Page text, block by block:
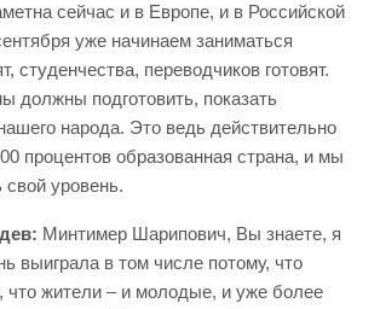
сейчас и в Европе, и в Российской
уже начинаем заниматься
студенчества, переводчиков готовят.
должны подготовить, показать
народа. Это ведь действительно
процентов образованная страна, и мы
уровень.
Минтимер Шарипович, Вы знаете, я
выиграла в том числе потому, что
что жители – и молодые, и уже более